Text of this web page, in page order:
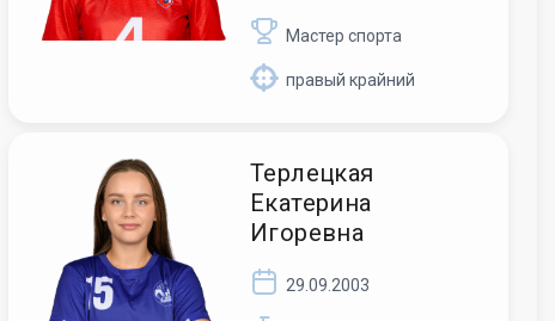
Мастер спорта
правый крайний
Терлецкая
Екатерина
Игоревна
29.09.2003